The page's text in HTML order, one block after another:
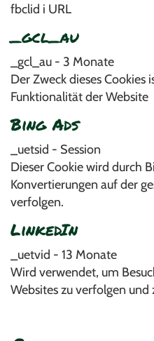
fbclid i URL
_gcl_au
_gcl_au - 3 Monate
Der Zweck dieses
Funktionalität der Website
Bing Ads
_uetsid - Session
Dieser Cookie wird durch
Konvertierungen auf der
verfolgen.
LinkedIn
_uetvid - 13 Monate
Wird verwendet, um
Websites zu verfolgen und